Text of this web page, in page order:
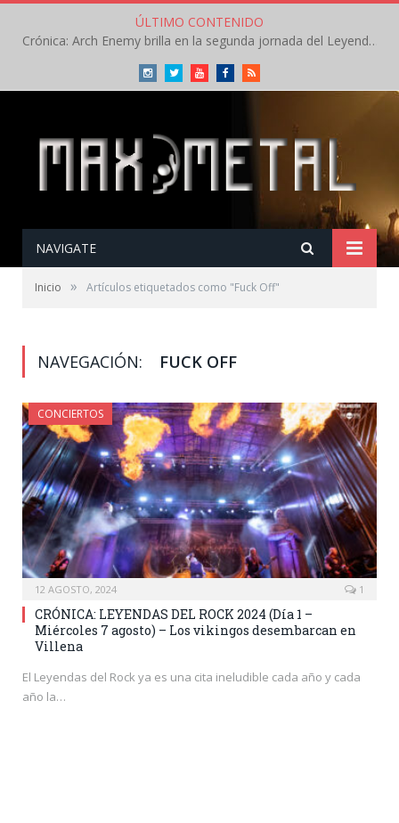
ÚLTIMO CONTENIDO
Crónica: Arch Enemy brilla en la segunda jornada del Leyendas del Rock – Jueves – Agosto 2026
InstagramTwitterYoutubeFacebookRSS
NAVIGATE
Inicio » Artículos etiquetados como "Fuck Off"
NAVEGACIÓN: FUCK OFF
CONCIERTOS
12 AGOSTO, 2024 1
CRÓNICA: LEYENDAS DEL ROCK 2024 (Día 1 –
Miércoles 7 agosto) – Los vikingos desembarcan en
Villena
El Leyendas del Rock ya es una cita ineludible cada año y cada
año la…